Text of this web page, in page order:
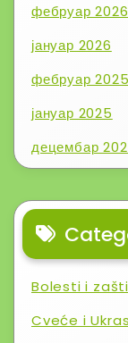
фебруар 2026
јануар 2026
фебруар 2025
јануар 2025
децембар
Bolesti i
Cveće i